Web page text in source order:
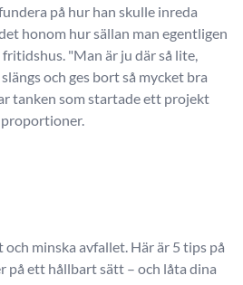
på hur han skulle inreda
honom hur sällan man egentligen
"Man är ju där så lite,
och ges bort så mycket bra
tanken som startade ett projekt
minska avfallet. Här är 5 tips på
på ett hållbart sätt – och låta dina